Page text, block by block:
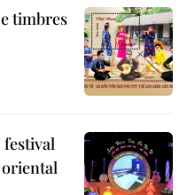
timbres